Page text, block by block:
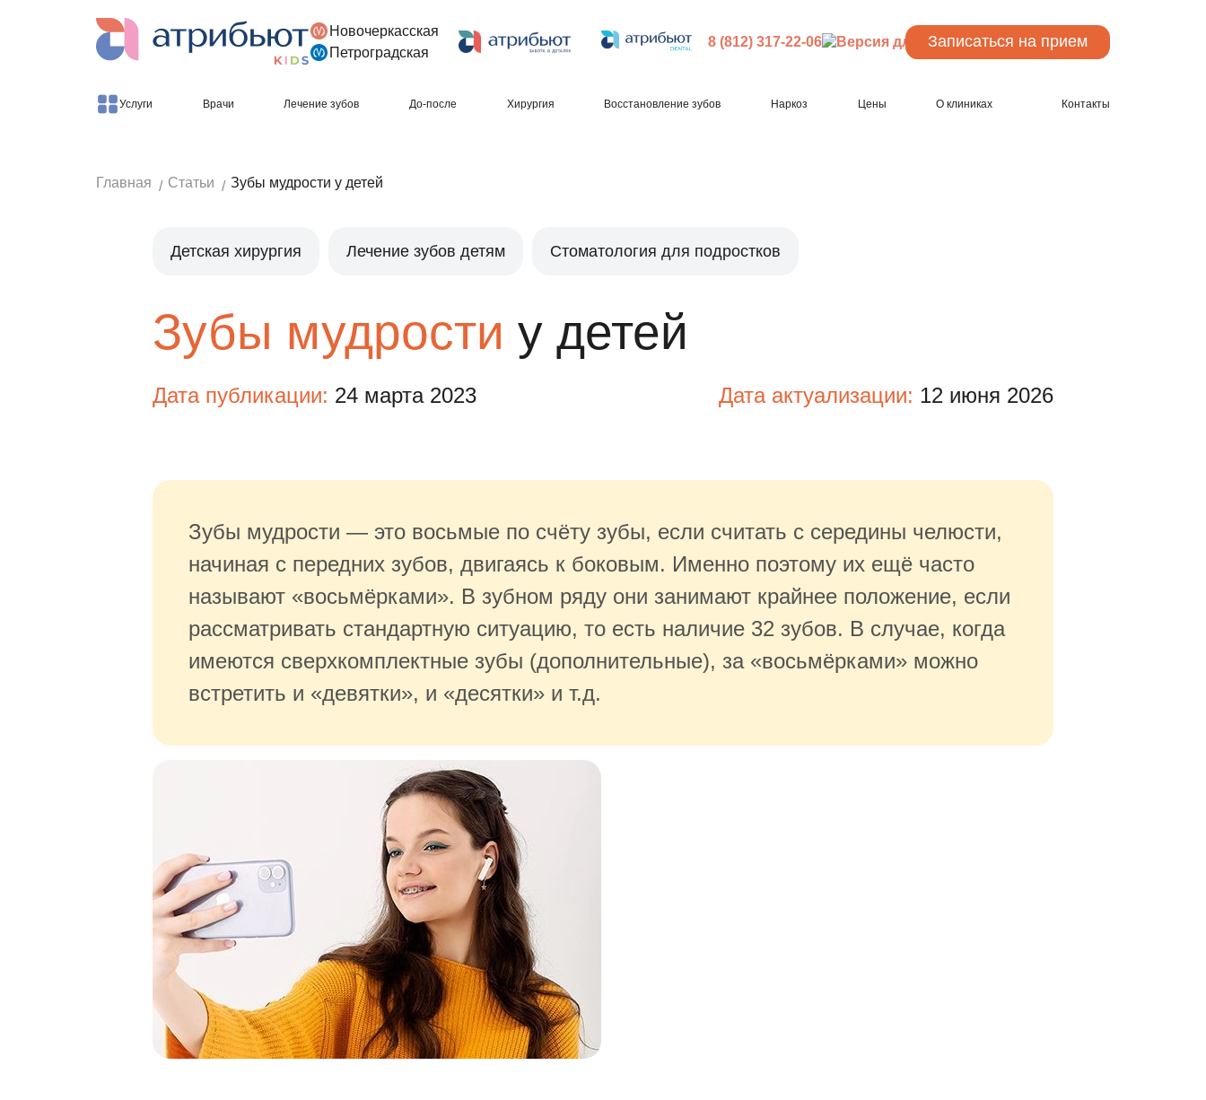
Версия для слабовидящих
Новочеркасская
Петроградская
8 (812) 317-22-06 Записаться на прием
Услуги Врачи Лечение зубов До-после Хирургия Восстановление зубов Наркоз Цены О клиниках Контакты
Главная Статьи Зубы мудрости у детей
Детская хирургия Лечение зубов детям Стоматология для подростков
Зубы мудрости у детей
Дата публикации: 24 марта 2023 Дата актуализации: 12 июня 2026
Зубы мудрости — это восьмые по счёту зубы, если считать с середины челюсти,
начиная с передних зубов, двигаясь к боковым. Именно поэтому их ещё часто
называют «восьмёрками». В зубном ряду они занимают крайнее положение, если
рассматривать стандартную ситуацию, то есть наличие 32 зубов. В случае, когда
имеются сверхкомплектные зубы (дополнительные), за «восьмёрками» можно
встретить и «девятки», и «десятки» и т.д.